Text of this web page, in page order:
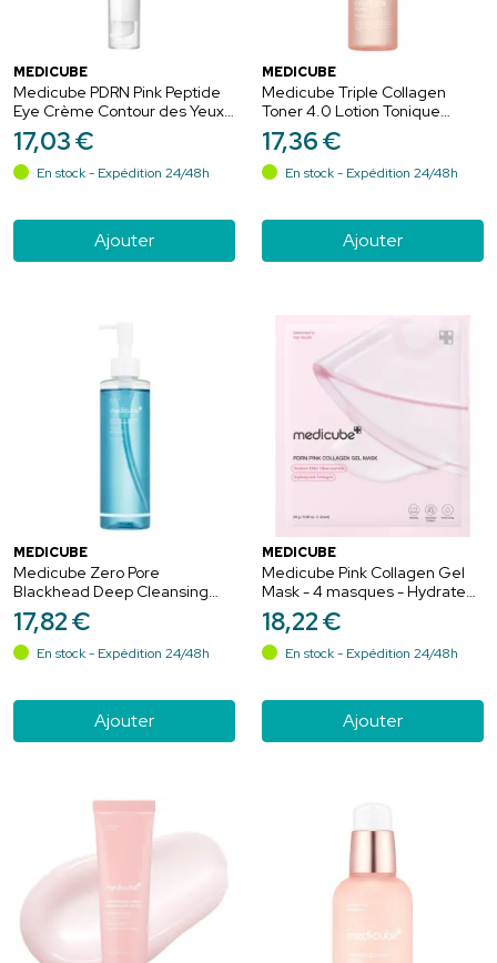
MEDICUBE
Medicube PDRN Pink Peptide
Eye Crème Contour des Yeux
Anti-Âge Éclat - 30ml
17,03€
En stock - Expédition 24/48h
Ajouter
MEDICUBE
Medicube Triple Collagen
Toner 4.0 Lotion Tonique
Visage Tous Types de Peaux -
140ml
17,36€
En stock - Expédition 24/48h
Ajouter
MEDICUBE
Medicube Zero Pore
Blackhead Deep Cleansing
Huile Nettoyante Anti-Points
Noirs - 205ml
17,82€
En stock - Expédition 24/48h
Ajouter
MEDICUBE
Medicube Pink Collagen Gel
Mask - 4 masques - Hydrate
intensément, raffermit et
illumine le teint
18,22€
En stock - Expédition 24/48h
Ajouter